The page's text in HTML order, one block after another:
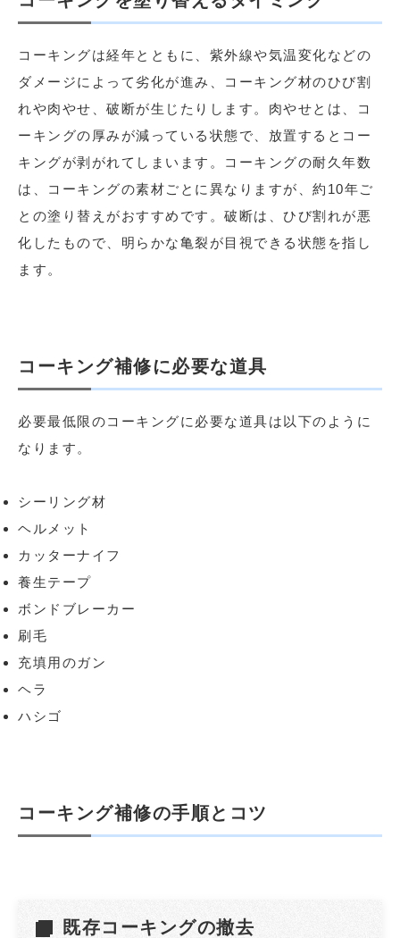
コーキングは経年とともに、紫外線や気温変化などの
ダメージによって劣化が進み、コーキング材のひび割
れや肉やせ、破断が生じたりします。肉やせとは、コ
ーキングの厚みが減っている状態で、放置するとコー
キングが剥がれてしまいます。コーキングの耐久年数
は、コーキングの素材ごとに異なりますが、約10年ご
との塗り替えがおすすめです。破断は、ひび割れが悪
化したもので、明らかな亀裂が目視できる状態を指し
ます。
コーキング補修に必要な道具
必要最低限のコーキングに必要な道具は以下のように
なります。
シーリング材
ヘルメット
カッターナイフ
養生テープ
ボンドブレーカー
刷毛
充填用のガン
ヘラ
ハシゴ
コーキング補修の手順とコツ
既存コーキングの撤去